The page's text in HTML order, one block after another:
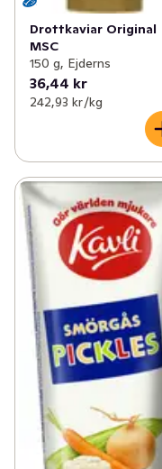
Drottkaviar Original
MSC
150 g, Ejderns
36,44 kr
242,93 kr /kg